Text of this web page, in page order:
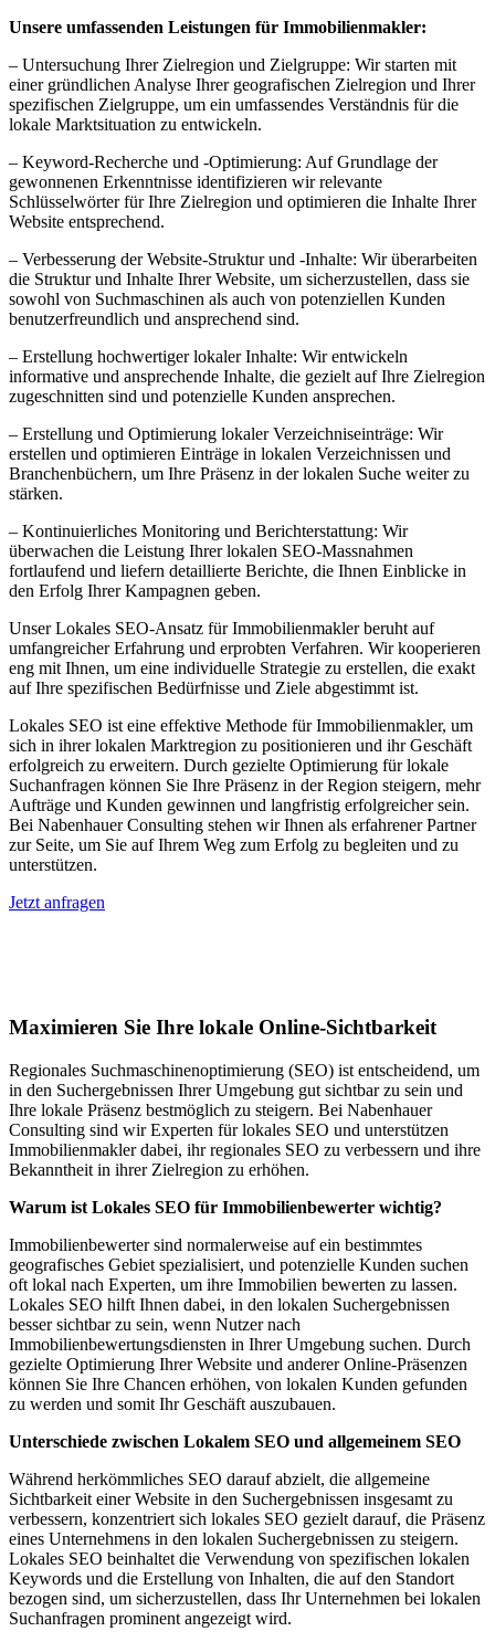
Unsere umfassenden Leistungen für Immobilienmakler:
– Untersuchung Ihrer Zielregion und Zielgruppe: Wir starten mit
einer gründlichen Analyse Ihrer geografischen Zielregion und Ihrer
spezifischen Zielgruppe, um ein umfassendes Verständnis für die
lokale Marktsituation zu entwickeln.
– Keyword-Recherche und -Optimierung: Auf Grundlage der
gewonnenen Erkenntnisse identifizieren wir relevante
Schlüsselwörter für Ihre Zielregion und optimieren die Inhalte Ihrer
Website entsprechend.
– Verbesserung der Website-Struktur und -Inhalte: Wir überarbeiten
die Struktur und Inhalte Ihrer Website, um sicherzustellen, dass sie
sowohl von Suchmaschinen als auch von potenziellen Kunden
benutzerfreundlich und ansprechend sind.
– Erstellung hochwertiger lokaler Inhalte: Wir entwickeln
informative und ansprechende Inhalte, die gezielt auf Ihre Zielregion
zugeschnitten sind und potenzielle Kunden ansprechen.
– Erstellung und Optimierung lokaler Verzeichniseinträge: Wir
erstellen und optimieren Einträge in lokalen Verzeichnissen und
Branchenbüchern, um Ihre Präsenz in der lokalen Suche weiter zu
stärken.
– Kontinuierliches Monitoring und Berichterstattung: Wir
überwachen die Leistung Ihrer lokalen SEO-Massnahmen
fortlaufend und liefern detaillierte Berichte, die Ihnen Einblicke in
den Erfolg Ihrer Kampagnen geben.
Unser Lokales SEO-Ansatz für Immobilienmakler beruht auf
umfangreicher Erfahrung und erprobten Verfahren. Wir kooperieren
eng mit Ihnen, um eine individuelle Strategie zu erstellen, die exakt
auf Ihre spezifischen Bedürfnisse und Ziele abgestimmt ist.
Lokales SEO ist eine effektive Methode für Immobilienmakler, um
sich in ihrer lokalen Marktregion zu positionieren und ihr Geschäft
erfolgreich zu erweitern. Durch gezielte Optimierung für lokale
Suchanfragen können Sie Ihre Präsenz in der Region steigern, mehr
Aufträge und Kunden gewinnen und langfristig erfolgreicher sein.
Bei Nabenhauer Consulting stehen wir Ihnen als erfahrener Partner
zur Seite, um Sie auf Ihrem Weg zum Erfolg zu begleiten und zu
unterstützen.
Jetzt anfragen
Maximieren Sie Ihre lokale Online-Sichtbarkeit
Regionales Suchmaschinenoptimierung (SEO) ist entscheidend, um
in den Suchergebnissen Ihrer Umgebung gut sichtbar zu sein und
Ihre lokale Präsenz bestmöglich zu steigern. Bei Nabenhauer
Consulting sind wir Experten für lokales SEO und unterstützen
Immobilienmakler dabei, ihr regionales SEO zu verbessern und ihre
Bekanntheit in ihrer Zielregion zu erhöhen.
Warum ist Lokales SEO für Immobilienbewerter wichtig?
Immobilienbewerter sind normalerweise auf ein bestimmtes
geografisches Gebiet spezialisiert, und potenzielle Kunden suchen
oft lokal nach Experten, um ihre Immobilien bewerten zu lassen.
Lokales SEO hilft Ihnen dabei, in den lokalen Suchergebnissen
besser sichtbar zu sein, wenn Nutzer nach
Immobilienbewertungsdiensten in Ihrer Umgebung suchen. Durch
gezielte Optimierung Ihrer Website und anderer Online-Präsenzen
können Sie Ihre Chancen erhöhen, von lokalen Kunden gefunden
zu werden und somit Ihr Geschäft auszubauen.
Unterschiede zwischen Lokalem SEO und allgemeinem SEO
Während herkömmliches SEO darauf abzielt, die allgemeine
Sichtbarkeit einer Website in den Suchergebnissen insgesamt zu
verbessern, konzentriert sich lokales SEO gezielt darauf, die Präsenz
eines Unternehmens in den lokalen Suchergebnissen zu steigern.
Lokales SEO beinhaltet die Verwendung von spezifischen lokalen
Keywords und die Erstellung von Inhalten, die auf den Standort
bezogen sind, um sicherzustellen, dass Ihr Unternehmen bei lokalen
Suchanfragen prominent angezeigt wird.